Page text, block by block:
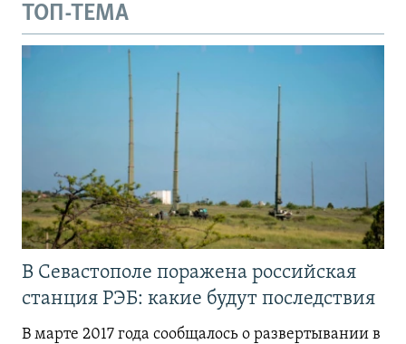
ТОП-ТЕМА
В Севастополе поражена российская
станция РЭБ: какие будут последствия
В марте 2017 года сообщалось о развертывании в